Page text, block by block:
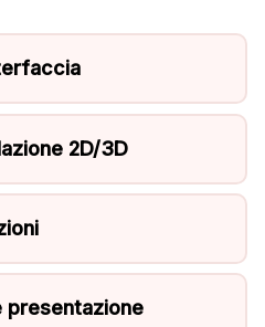
2D/3D
presentazione